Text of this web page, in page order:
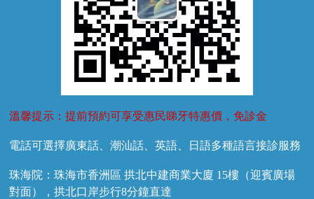
溫馨提示：提前預約可享受惠民睇牙特惠價，免診金
電話可選擇廣東話、潮汕話、英語、日語多種語言接診服務
珠海院：珠海市香洲區 拱北中建商業大廈 15樓（迎賓廣場
對面），拱北口岸步行8分鐘直達